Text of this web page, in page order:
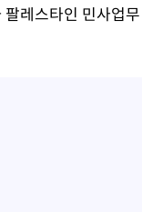
레스타인 민사업